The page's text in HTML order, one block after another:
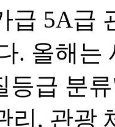
급 5A급
. 올해는
등급 분
리, 관광